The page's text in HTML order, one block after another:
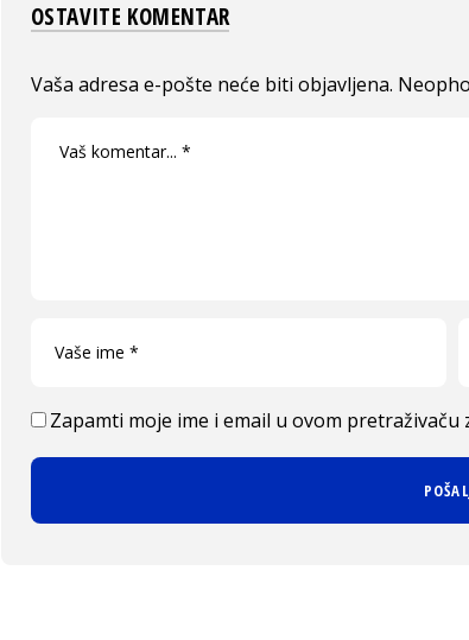
OSTAVITE KOMENTAR
Vaša adresa e-pošte neće biti objavljena.
Zapamti moje ime i email u ovom pretraživaču